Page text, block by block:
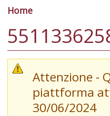
Tu sei qui
Home
Attenzione -
piattforma
30/06/2024